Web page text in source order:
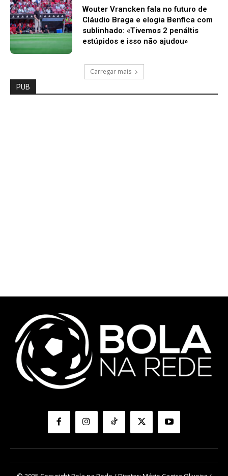
Wouter Vrancken fala no futuro de
Cláudio Braga e elogia Benfica com
sublinhado: «Tivemos 2 penáltis
estúpidos e isso não ajudou»
Carregar mais
PUB